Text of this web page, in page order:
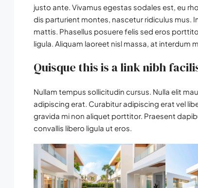
justo ante. Vivamus egestas sodales est, eu
dis parturient montes, nascetur ridiculus mus.
mattis. Phasellus posuere felis sed eros
ligula. Aliquam laoreet nisl massa, at interdum
Quisque this is a link nibh
Nullam tempus sollicitudin cursus. Nulla elit
adipiscing erat. Curabitur adipiscing erat vel
gravida mi non aliquet porttitor. Praesent
convallis libero ligula ut eros.